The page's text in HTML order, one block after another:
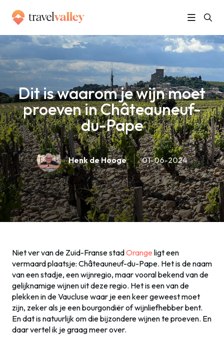
Dit is waarom je wijn moet
proeven in Châteauneuf-
du-Pape
Henk de Hooge 01-06-2024
Niet ver van de Zuid-Franse stadOrange ligt een
vermaard plaatsje: Châteauneuf-du-Pape. Het is de naam
van een stadje, een wijnregio, maar vooral bekend van de
gelijknamige wijnen uit deze regio. Het is een van de
plekken in de Vaucluse waar je een keer geweest moet
zijn, zeker als je een bourgondiër of wijnliefhebber bent.
En dat is natuurlijk om die bijzondere wijnen te proeven. En
daar vertel ik je graag meer over.